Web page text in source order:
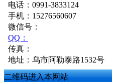
电话：0991-3833124
手机：15276560607
微信号：
QQ：
传真：
地址：乌市阿勒泰路1532号
二维码进入本网站